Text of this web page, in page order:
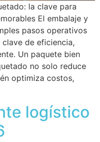
la clave para
El embalaje y
pasos operativos
de eficiencia,
Un paquete bien
no solo reduce
optimiza costos,
logístico